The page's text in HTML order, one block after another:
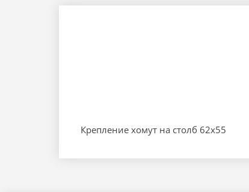
Крепление хомут на столб 62х55